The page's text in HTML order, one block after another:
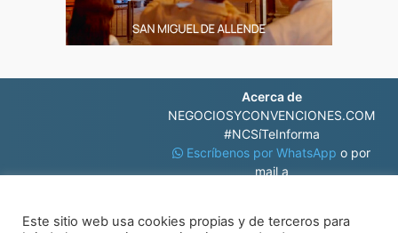
Acerca de
NEGOCIOSYCONVENCIONES.COM
#NCSíTeInforma
Escríbenos por WhatsAppo por
mail a
Este sitio web usa cookies propias y de terceros para